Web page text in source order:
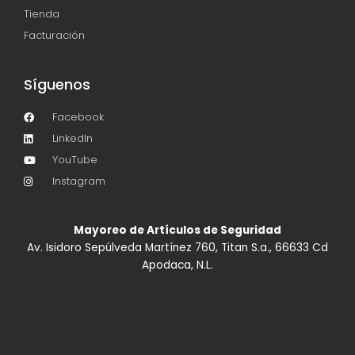
Tienda
Facturación
Síguenos
Facebook
LinkedIn
YouTube
Instagram
Mayoreo de Artículos de Seguridad
Av. Isidoro Sepúlveda Martínez 760, Titan S.a., 66633 Cd
Apodaca, N.L.